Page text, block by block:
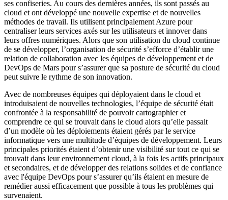
ses confiseries. Au cours des dernières années, ils sont passés au
cloud et ont développé une nouvelle expertise et de nouvelles
méthodes de travail. Ils utilisent principalement Azure pour
centraliser leurs services axés sur les utilisateurs et innover dans
leurs offres numériques. Alors que son utilisation du cloud continue
de se développer, l’organisation de sécurité s’efforce d’établir une
relation de collaboration avec les équipes de développement et de
DevOps de Mars pour s’assurer que sa posture de sécurité du cloud
peut suivre le rythme de son innovation.
Avec de nombreuses équipes qui déployaient dans le cloud et
introduisaient de nouvelles technologies, l’équipe de sécurité était
confrontée à la responsabilité de pouvoir cartographier et
comprendre ce qui se trouvait dans le cloud alors qu’elle passait
d’un modèle où les déploiements étaient gérés par le service
informatique vers une multitude d’équipes de développement. Leurs
principales priorités étaient d’obtenir une visibilité sur tout ce qui se
trouvait dans leur environnement cloud, à la fois les actifs principaux
et secondaires, et de développer des relations solides et de confiance
avec l'équipe DevOps pour s’assurer qu’ils étaient en mesure de
remédier aussi efficacement que possible à tous les problèmes qui
survenaient.